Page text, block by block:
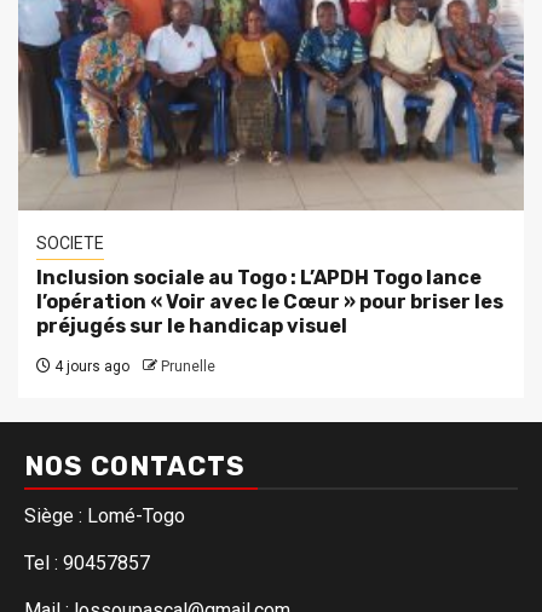
SOCIETE
Inclusion sociale au Togo : L’APDH Togo lance
l’opération « Voir avec le Cœur » pour briser les
préjugés sur le handicap visuel
4 jours ago Prunelle
NOS CONTACTS
Siège : Lomé-Togo
Tel : 90457857